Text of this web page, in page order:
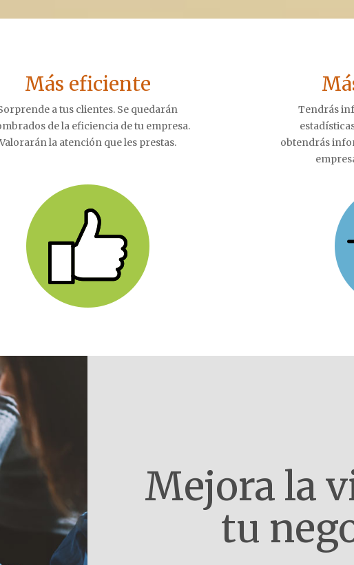
Más eficiente
a tus clientes. Se quedarán
de la eficiencia de tu empresa.
la atención que les prestas.
Tendrás
obtendrás
Mejora la
tu